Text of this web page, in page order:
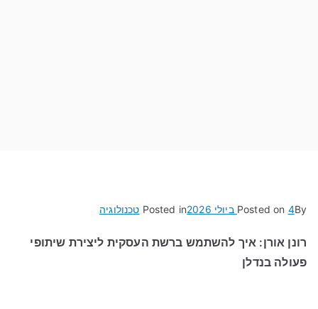
By
Posted on 4 ביולי 2026 Posted in טכנולוגיה
רונן אורן: איך להשתמש ברשת העסקית ליצירת שיתופי
פעולה בנדלן